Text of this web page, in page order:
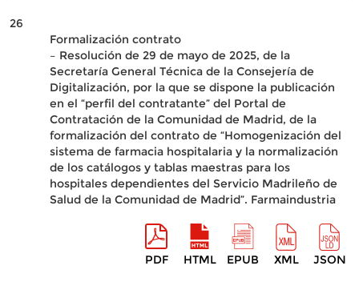
26
Formalización contrato
– Resolución de 29 de mayo de 2025, de la
Secretaría General Técnica de la Consejería de
Digitalización, por la que se dispone la publicación
en el “perfil del contratante” del Portal de
Contratación de la Comunidad de Madrid, de la
formalización del contrato de “Homogenización del
sistema de farmacia hospitalaria y la normalización
de los catálogos y tablas maestras para los
hospitales dependientes del Servicio Madrileño de
Salud de la Comunidad de Madrid”. Farmaindustria
PDF HTML EPUB XML JSON